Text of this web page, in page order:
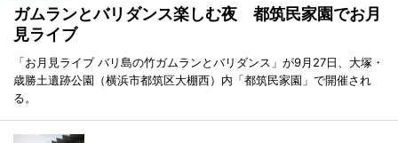
ガムランとバリダンス楽しむ夜 都筑民家園でお月
見ライブ
「お月見ライブ バリ島の竹ガムランとバリダンス」が9月27日、大塚・
歳勝土遺跡公園（横浜市都筑区大棚西）内「都筑民家園」で開催され
る。